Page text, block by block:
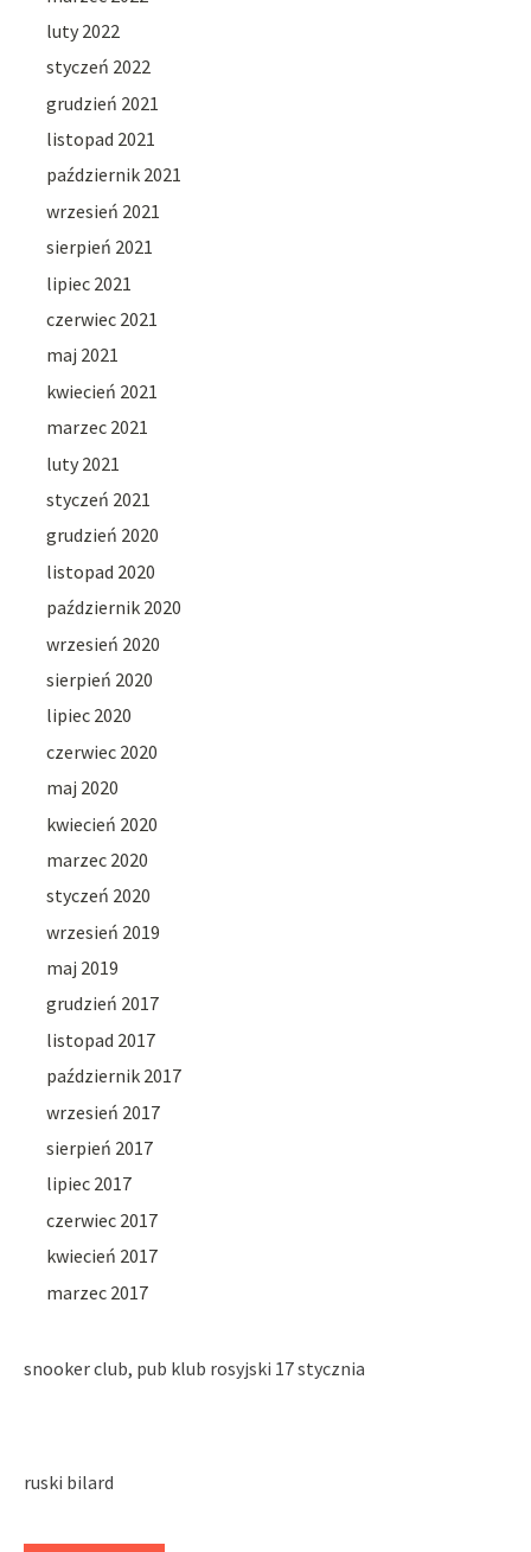
luty 2022
styczeń 2022
grudzień 2021
listopad 2021
październik 2021
wrzesień 2021
sierpień 2021
lipiec 2021
czerwiec 2021
maj 2021
kwiecień 2021
marzec 2021
luty 2021
styczeń 2021
grudzień 2020
listopad 2020
październik 2020
wrzesień 2020
sierpień 2020
lipiec 2020
czerwiec 2020
maj 2020
kwiecień 2020
marzec 2020
styczeń 2020
wrzesień 2019
maj 2019
grudzień 2017
listopad 2017
październik 2017
wrzesień 2017
sierpień 2017
lipiec 2017
czerwiec 2017
kwiecień 2017
marzec 2017
snooker club, pub klub rosyjski 17 stycznia
ruski bilard